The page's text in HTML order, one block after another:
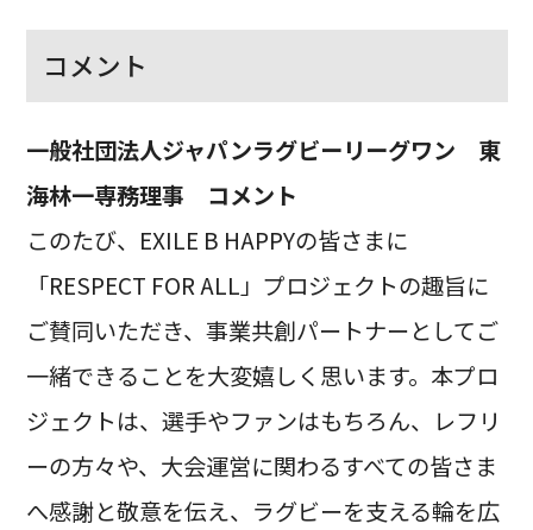
コメント
一般社団法人ジャパンラグビーリーグワン 東
海林一専務理事 コメント
このたび、EXILE B HAPPYの皆さまに
「RESPECT FOR ALL」プロジェクトの趣旨に
ご賛同いただき、事業共創パートナーとしてご
一緒できることを大変嬉しく思います。本プロ
ジェクトは、選手やファンはもちろん、レフリ
ーの方々や、大会運営に関わるすべての皆さま
へ感謝と敬意を伝え、ラグビーを支える輪を広